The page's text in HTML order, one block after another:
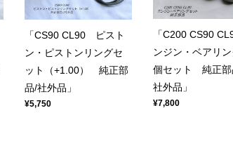
「CS90 CL90 ピスト
ン・ピストンリングセ
ット（+1.00） 純正部
品/社外品」
¥5,750
「C200 CS90
ンジン・ベアリ
個セット 純正部
社外品」
¥7,800